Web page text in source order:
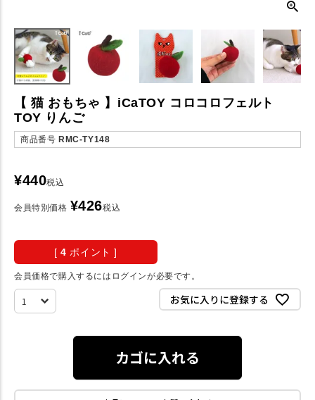
【 猫 おもちゃ 】iCaTOY コロコロフェルト
TOY りんご
商品番号 RMC-TY148
¥440税込
会員特別価格 ¥426税込
[ 4 ポイント ]
会員価格で購入するにはログインが必要です。
お気に入りに登録する
カゴに入れる